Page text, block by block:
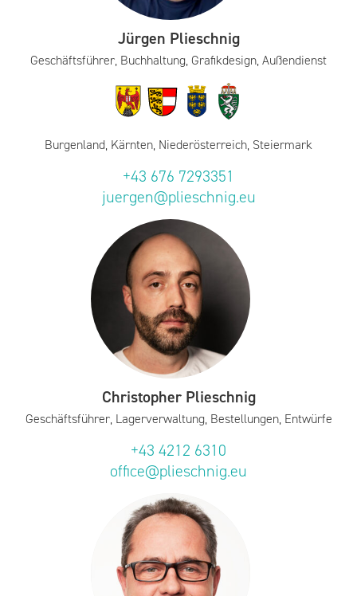
Jürgen Plieschnig
Geschäftsführer, Buchhaltung, Grafikdesign, Außendienst
Burgenland, Kärnten, Niederösterreich, Steiermark
+43 676 7293351
juergen@plieschnig.eu
Christopher Plieschnig
Geschäftsführer, Lagerverwaltung, Bestellungen, Entwürfe
+43 4212 6310
office@plieschnig.eu